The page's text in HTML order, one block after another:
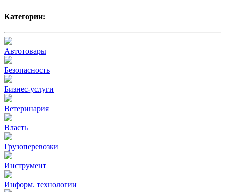
Категории:
Автотовары
Безопасность
Бизнес-услуги
Ветеринария
Власть
Грузоперевозки
Инструмент
Информ. технологии